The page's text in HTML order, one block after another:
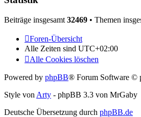
Beiträge insgesamt 32469 • Themen
Foren-Übersicht
Alle Zeiten sind UTC+02:00
Alle Cookies löschen
Powered by phpBB® Forum Software ©
Style von Arty - phpBB 3.3 von MrGaby
Deutsche Übersetzung durch phpBB.de